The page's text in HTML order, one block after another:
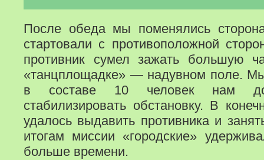
После обеда мы поменялись
стартовали с противоположной
противник сумел зажать большую
«танцплощадке» — надувном поле.
в составе 10 человек нам
стабилизировать обстановку. В
удалось выдавить противника и
итогам миссии «городские»
больше времени.